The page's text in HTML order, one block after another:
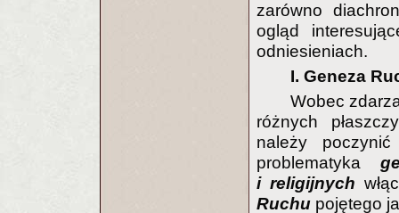
zarówno
ogląd
odniesieniach.
I. Geneza
Wobec
różnych
należy
problematyka
i religijnych
Ruchu pojętego